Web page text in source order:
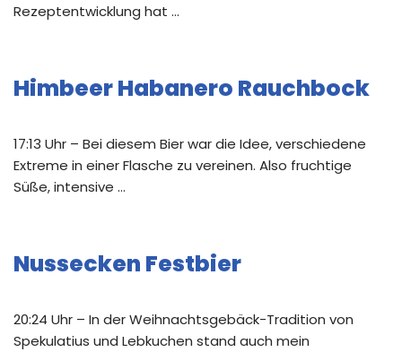
Rezeptentwicklung hat …
Himbeer Habanero Rauchbock
17:13 Uhr – Bei diesem Bier war die Idee, verschiedene
Extreme in einer Flasche zu vereinen. Also fruchtige
Süße, intensive …
Nussecken Festbier
20:24 Uhr – In der Weihnachtsgebäck-Tradition von
Spekulatius und Lebkuchen stand auch mein